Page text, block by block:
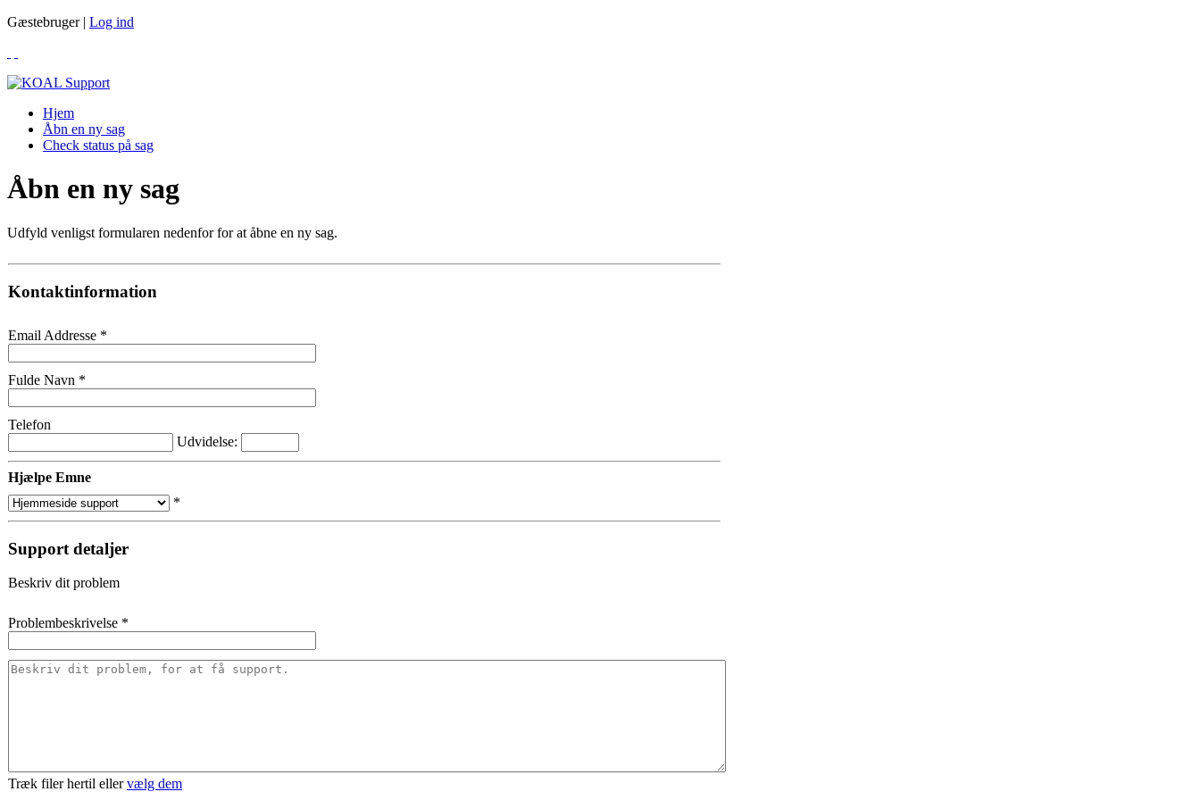
Gæstebruger | Log ind
Hjem
Åbn en ny sag
Check status på sag
Åbn en ny sag
Udfyld venligst formularen nedenfor for at åbne en ny sag.
Kontaktinformation
Email Addresse *
Fulde Navn *
Telefon
Udvidelse:
Hjælpe Emne
*
Support detaljer
Beskriv dit problem
Problembeskrivelse *
Træk filer hertil ellervælg dem